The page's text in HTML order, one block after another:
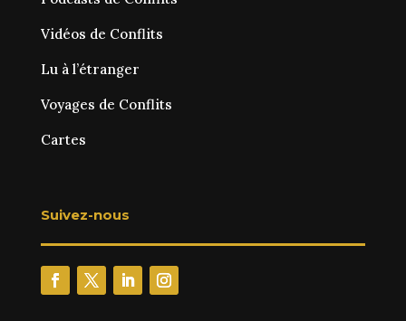
Vidéos de Conflits
Lu à l’étranger
Voyages de Conflits
Cartes
Suivez-nous